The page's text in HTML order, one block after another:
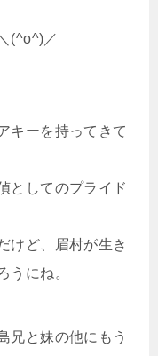
(^o^)／
キーを持ってきて
としてのプライド
けど、眉村が生き
うにね。
兄と妹の他にもう